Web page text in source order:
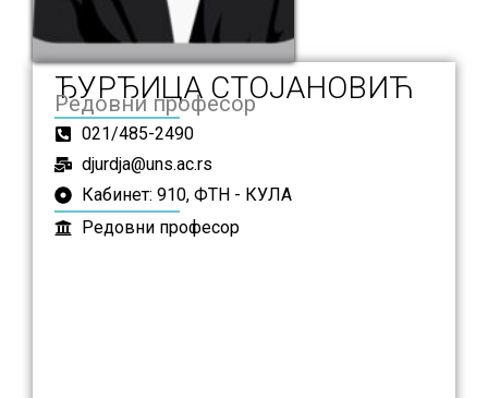
ЂУРЂИЦА СТОЈАНОВИЋ
Редовни професор
021/485-2490
djurdja@uns.ac.rs
Кабинет: 910, ФТН - КУЛА
Редовни професор